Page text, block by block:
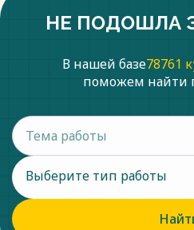
НЕ ПОДОШЛА
В нашей базе78761
поможем найти
Выберите тип работы